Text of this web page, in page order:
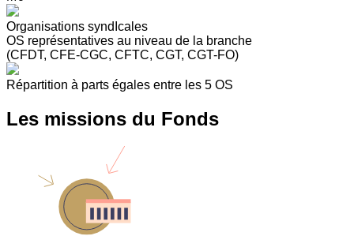
Organisations syndIcales
OS représentatives au niveau de la branche
(CFDT, CFE-CGC, CFTC, CGT, CGT-FO)
Répartition à parts égales entre les 5 OS
Les missions du Fonds